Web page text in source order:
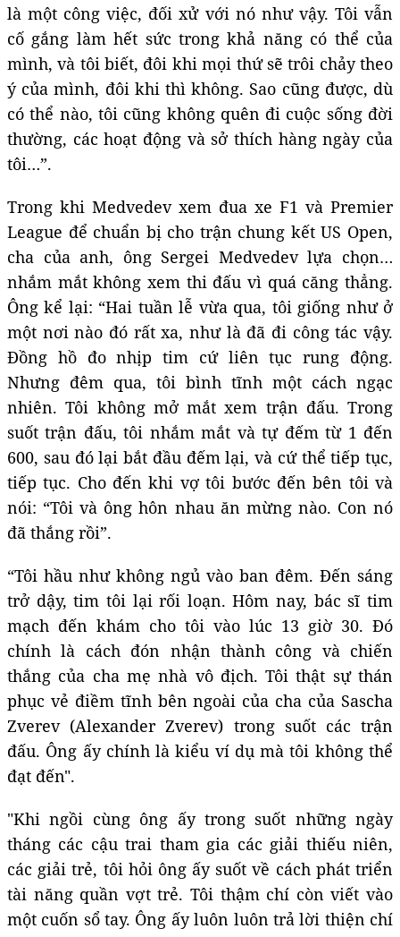
là một công việc, đối xử với nó như vậy. Tôi vẫn
cố gắng làm hết sức trong khả năng có thể của
mình, và tôi biết, đôi khi mọi thứ sẽ trôi chảy theo
ý của mình, đôi khi thì không. Sao cũng được, dù
có thể nào, tôi cũng không quên đi cuộc sống đời
thường, các hoạt động và sở thích hàng ngày của
tôi…”.
Trong khi Medvedev xem đua xe F1 và Premier
League để chuẩn bị cho trận chung kết US Open,
cha của anh, ông Sergei Medvedev lựa chọn…
nhắm mắt không xem thi đấu vì quá căng thẳng.
Ông kể lại: “Hai tuần lễ vừa qua, tôi giống như ở
một nơi nào đó rất xa, như là đã đi công tác vậy.
Đồng hồ đo nhịp tim cứ liên tục rung động.
Nhưng đêm qua, tôi bình tĩnh một cách ngạc
nhiên. Tôi không mở mắt xem trận đấu. Trong
suốt trận đấu, tôi nhắm mắt và tự đếm từ 1 đến
600, sau đó lại bắt đầu đếm lại, và cứ thể tiếp tục,
tiếp tục. Cho đến khi vợ tôi bước đến bên tôi và
nói: “Tôi và ông hôn nhau ăn mừng nào. Con nó
đã thắng rồi”.
“Tôi hầu như không ngủ vào ban đêm. Đến sáng
trở dậy, tim tôi lại rối loạn. Hôm nay, bác sĩ tim
mạch đến khám cho tôi vào lúc 13 giờ 30. Đó
chính là cách đón nhận thành công và chiến
thắng của cha mẹ nhà vô địch. Tôi thật sự thán
phục vẻ điềm tĩnh bên ngoài của cha của Sascha
Zverev (Alexander Zverev) trong suốt các trận
đấu. Ông ấy chính là kiểu ví dụ mà tôi không thể
đạt đến".
"Khi ngồi cùng ông ấy trong suốt những ngày
tháng các cậu trai tham gia các giải thiếu niên,
các giải trẻ, tôi hỏi ông ấy suốt về cách phát triển
tài năng quần vợt trẻ. Tôi thậm chí còn viết vào
một cuốn sổ tay. Ông ấy luôn luôn trả lời thiện chí